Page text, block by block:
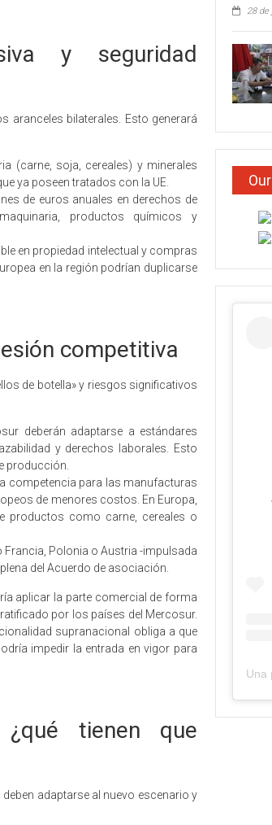
y seguridad
aranceles bilaterales. Esto generará
(carne, soja, cereales) y minerales
ya poseen tratados con la UE.
de euros anuales en derechos de
productos químicos y
en propiedad intelectual y compras
en la región podrían duplicarse
competitiva
de botella» y riesgos significativos
deberán adaptarse a estándares
y derechos laborales. Esto
producción.
competencia para las manufacturas
de menores costos. En Europa,
productos como carne, cereales o
Polonia o Austria -impulsada
del Acuerdo de asociación.
aplicar la parte comercial de forma
por los países del Mercosur.
supranacional obliga a que
impedir la entrada en vigor para
¿qué tienen que
adaptarse al nuevo escenario y
28 de